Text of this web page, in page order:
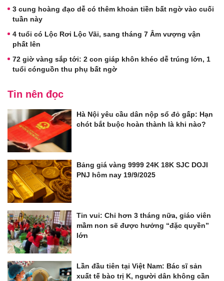
3 cung hoàng đạo dễ có thêm khoản tiền bất ngờ vào cuối
tuần này
4 tuổi có Lộc Rơi Lộc Vãi, sang tháng 7 Âm vượng vận
phất lên
72 giờ vàng sắp tới: 2 con giáp khôn khéo dễ trúng lớn, 1
tuổi cónguồn thu phụ bất ngờ
Tin nên đọc
Hà Nội yêu cầu dân nộp sổ đỏ gấp: Hạn
chót bắt buộc hoàn thành là khi nào?
Bảng giá vàng 9999 24K 18K SJC DOJI
PNJ hôm nay 19/9/2025
Tin vui: Chỉ hơn 3 tháng nữa, giáo viên
mầm non sẽ được hưởng “đặc quyền”
lớn
Lần đầu tiên tại Việt Nam: Bác sĩ sản
xuất tế bào trị K, người dân không cần